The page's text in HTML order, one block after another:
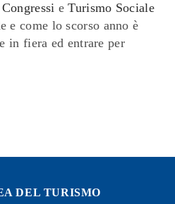
eTurismo Sociale
e come lo scorso anno è
in fiera ed entrare per
DEL TURISMO